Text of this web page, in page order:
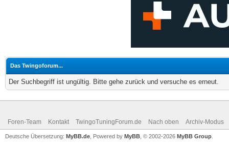
Das Twingoforum...
Der Suchbegriff ist ungültig. Bitte gehe zurück und versuche es erneut.
Foren-Team Kontakt TwingoTuningForum.de Nach oben Archiv-Modus
Deutsche Übersetzung: MyBB.de , Powered by MyBB , © 2002-2026 MyBB Group